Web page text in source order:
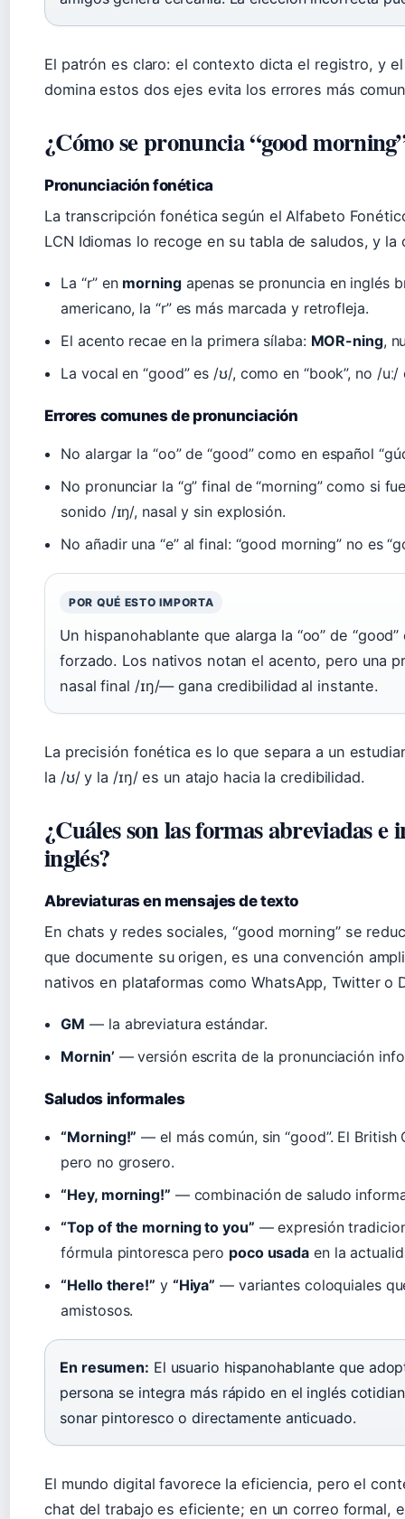
El patrón es claro: el contexto dicta el registro, y
domina estos dos ejes evita los errores más
¿Cómo se pronuncia “good
Pronunciación fonética
La transcripción fonética según el Alfabeto
LCN Idiomas lo recoge en su tabla de saludos, y
La “r” en morningapenas se pronuncia en inglés
americano, la “r” es más marcada y retrofleja.
El acento recae en la primera sílaba: MOR-ning,
La vocal en “good” es /ʊ/, como en “book”, no /uː/
Errores comunes de pronunciación
No alargar la “oo” de “good” como en español
No pronunciar la “g” final de “morning” como si
sonido /ɪŋ/, nasal y sin explosión.
No añadir una “e” al final: “good morning” no es
POR QUÉ ESTO IMPORTA
Un hispanohablante que alarga la “oo” de
forzado. Los nativos notan el acento, pero una
nasal final /ɪŋ/— gana credibilidad al instante.
La precisión fonética es lo que separa a un
la /ʊ/ y la /ɪŋ/ es un atajo hacia la credibilidad.
¿Cuáles son las formas abreviadas e
inglés?
Abreviaturas en mensajes de texto
En chats y redes sociales, “good morning” se
que documente su origen, es una convención
nativos en plataformas como WhatsApp, Twitter o
GM — la abreviatura estándar.
Mornin’ — versión escrita de la pronunciación
Saludos informales
“Morning!” — el más común, sin “good”. El
pero no grosero.
“Hey, morning!” — combinación de saludo
“Top of the morning to you” — expresión
fórmula pintoresca pero poco usada en la
“Hello there!” y “Hiya” — variantes coloquiales
amistosos.
En resumen: El usuario hispanohablante que
persona se integra más rápido en el inglés
sonar pintoresco o directamente anticuado.
El mundo digital favorece la eficiencia, pero el
chat del trabajo es eficiente; en un correo formal,